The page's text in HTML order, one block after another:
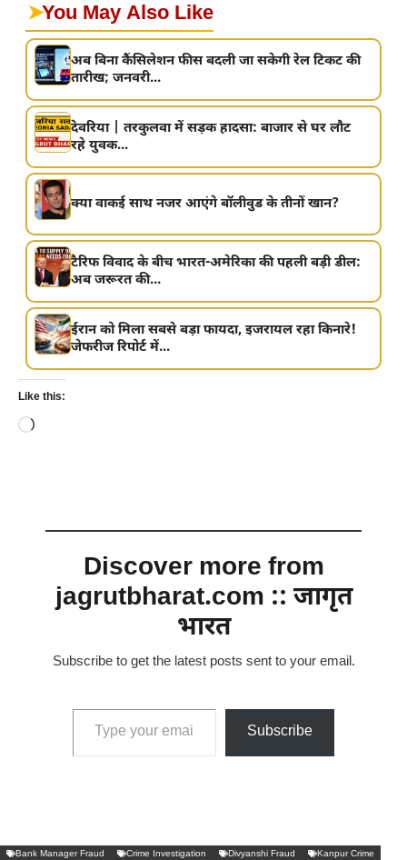
➤You May Also Like
अब बिना कैंसिलेशन फीस बदली जा सकेगी रेल टिकट की
तारीख; जनवरी...
देवरिया | तरकुलवा में सड़क हादसा: बाजार से घर लौट
रहे युवक...
क्या वाकई साथ नजर आएंगे बॉलीवुड के तीनों खान?
टैरिफ विवाद के बीच भारत-अमेरिका की पहली बड़ी डील:
अब जरूरत की...
ईरान को मिला सबसे बड़ा फायदा, इजरायल रहा किनारे!
जेफरीज रिपोर्ट में...
Like this:
Loading…
Discover more from
jagrutbharat.com :: जागृत
भारत
Subscribe to get the latest posts sent to your email.
Type your email…
Subscribe
Bank Manager Fraud Crime Investigation Divyanshi Fraud Kanpur Crime